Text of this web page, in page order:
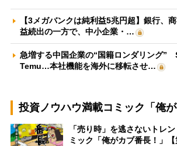
【3メガバンクは純利益5兆円超】銀行、
益続出の一方で、中小企業・…
急増する中国企業の“国籍ロンダリング”
Temu…本社機能を海外に移転させ…
投資ノウハウ満載コミック「俺が
「売り時」を逃さないトレ
ミック「俺がカブ番長！」【